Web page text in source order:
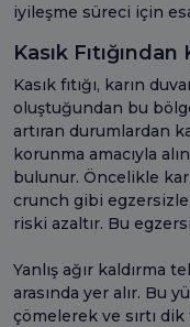
iyileşme süreci için
Kasık
Kasık fıtığı, karın
oluştuğundan bu
artıran durumlardan
korunma amacıyla
bulunur. Öncelikle
crunch gibi
riski azaltır. Bu
Yanlış ağır kaldırma
arasında yer alır. Bu
çömelerek ve sırtı